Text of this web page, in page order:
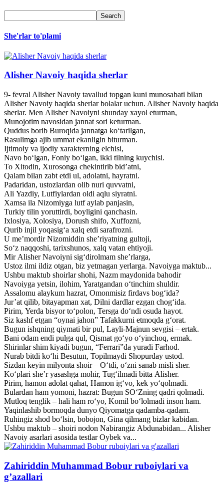
She'rlar to'plami
Alisher Navoiy haqida sherlar
9- fevral Alisher Navoiy tavallud topgan kuni munosabati bilan
Alisher Navoiy haqida sherlar bolalar uchun. Alisher Navoiy haqida
sherlar. Men Alisher Navoiyni shunday xayol eturman,
Munojotim navosidan jannat sori keturman.
Quddus borib Buroqida jannatga ko‘tarilgan,
Rasulimga ajib ummat ekanligin biturman.
Ijtimoiy va ijodiy xarakterning elchisi,
Navo bo‘lgan, Foniy bo‘lgan, ikki tilning kuychisi.
To Xitodin, Xurosonga chekintirib bid’atni,
Qalam bilan zabt etdi ul, adolatni, hayratni.
Padaridan, ustozlardan olib nuri quvvatni,
Ali Yazdiy, Lutfiylardan oldi aqlu siyratni.
Xamsa ila Nizomiyga lutf aylab panjasin,
Turkiy tilin yoruttirdi, boyligini qanchasin.
Ixlosiya, Xolosiya, Dorush shifo, Xuffozni,
Qurib injil yoqasig‘a xalq etdi sarafrozni.
U me’mordir Nizomiddin she’riyatning gultoji,
So‘z naqqoshi, tarixshunos, xalq vatan ehtiyoji.
Mir Alisher Navoiyni sig‘dirolmam she’rlarga,
Ustoz ilmi ildiz otgan, biz yetmagan yerlarga. Navoiyga maktub...
Ushbu maktub shoirlar shohi, Nazm maydonida bahodir
Navoiyga yetsin, ilohim, Yaratgandan o‘tinchim shuldir.
Assalomu alaykum hazrat, Omonmisiz firdavs bog‘ida?
Jur’at qilib, bitayapman xat, Dilni dardlar ezgan chog‘ida.
Pirim, Yerda bisyor to‘polon, Tersga do‘ndi osuda hayot.
Siz kashf etgan “oynai jahon” Tafakkurni etmoqda g‘orat.
Bugun ishqning qiymati bir pul, Layli-Majnun sevgisi – ertak.
Bani odam endi pulga qul, Qismat go‘yo o‘yinchoq, ermak.
Shirinlar shim kiyadi bugun, “Ferrari”da yuradi Farhod.
Nurab bitdi ko‘hi Besutun, Topilmaydi Shopurday ustod.
Sizdan keyin milyonta shoir – O‘tdi, o‘zni sanab misli sher.
Ko‘plari she’r yasashga mohir, Tug‘ilmadi bitta Alisher.
Pirim, hamon adolat qahat, Hamon ig‘vo, kek yo‘qolmadi.
Bulardan ham yomoni, hazrat: Bugun SO‘Zning qadri qolmadi.
Mutloq tenglik – hali ham ro‘yo, Komil bo‘lolmadi inson ham.
Yaqinlashib bormoqda dunyo Qiyomatga qadamba-qadam.
Ruhingiz shod bo‘lsin, bobojon, Gina qilmang bizlar kabidan.
Ushbu maktub – shoiri nodon Nabirangiz Abdunabidan... Alisher
Navoiy asarlari asosida testlar Oybek va...
Zahiriddin Muhammad Bobur ruboiylari va
g’azallari